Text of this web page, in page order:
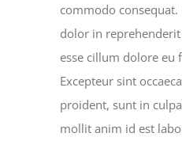
commodo
dolor in
esse cillum dolore eu
Excepteur sint
proident, sunt in
mollit anim id est